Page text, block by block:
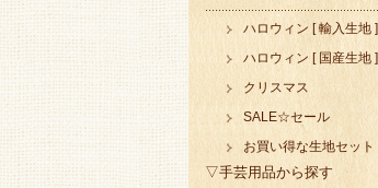
ハロウィン [ 輸入生地 ]
ハロウィン [ 国産生地 ]
クリスマス
SALE☆セール
お買い得な生地セット
▽手芸用品から探す